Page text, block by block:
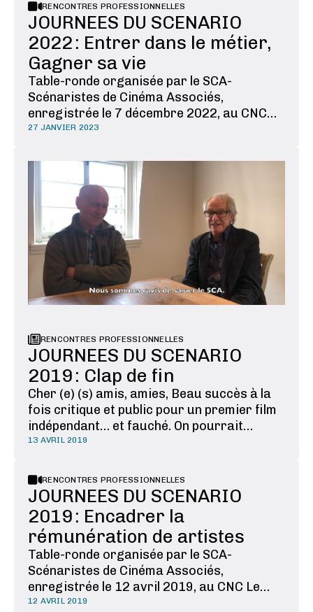
RENCONTRES PROFESSIONNELLES
JOURNEES DU SCENARIO
2022 : Entrer dans le métier,
Gagner sa vie
Table-ronde organisée par le SCA-
Scénaristes de Cinéma Associés,
enregistrée le 7 décembre 2022, au CNC
Parlons du commencement, ou plutôt des
linéaire, ni évident, il n’y a pas qu’une seule
façon de faire, ni une seule porte d'entrée.
Parfois même, il n’y a pas …
27 JANVIER 2023
RENCONTRES PROFESSIONNELLES
JOURNEES DU SCENARIO
2019 : Clap de fin
Cher (e) (s) amis, amies, Beau succès à la
fois critique et public pour un premier film
indépendant… et fauché. On pourrait
résumer ainsi ces deux journées de tables
conclues par un débat dense et contrasté
autour de la question de la rémunération et
de …
13 AVRIL 2019
RENCONTRES PROFESSIONNELLES
JOURNEES DU SCENARIO
2019 : Encadrer la
rémunération de artistes
Table-ronde organisée par le SCA-
Scénaristes de Cinéma Associés,
enregistrée le 12 avril 2019, au CNC Le
scénario est un des piliers essentiels du
12 AVRIL 2019